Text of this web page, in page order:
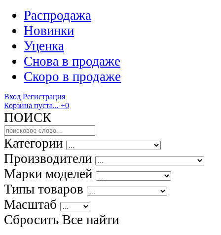
Распродажа
Новинки
Уценка
Снова в продаже
Скоро в продаже
Вход Регистрация
Корзина пуста... +0
ПОИСК
Категории
Производители
Марки моделей
Типы товаров
Масштаб
Сбросить Все найти